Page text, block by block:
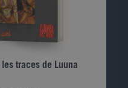
les traces de Luuna